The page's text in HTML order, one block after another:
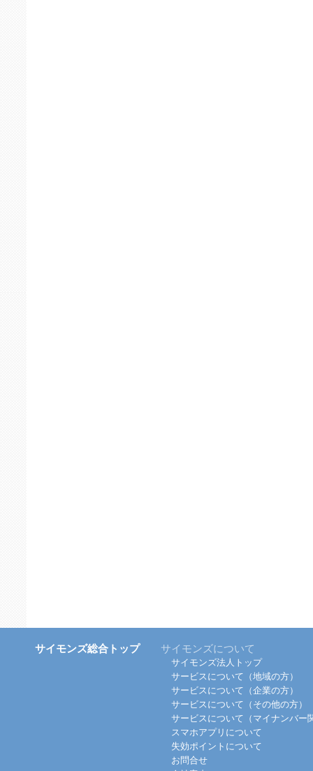
サイモンズ総合トップ サイモンズについて
サイモンズ法人トップ
サービスについて（地域の方）
サービスについて（企業の方）
サービスについて（その他の方）
サービスについて（マイナンバー
スマホアプリについて
失効ポイントについて
お問合せ